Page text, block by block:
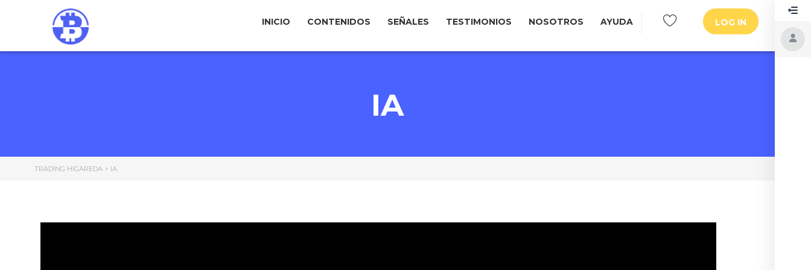
LOG IN
INICIO CONTENIDOS SEÑALES TESTIMONIOS NOSOTROS AYUDA
IA
TRADING HIGAREDA > IA